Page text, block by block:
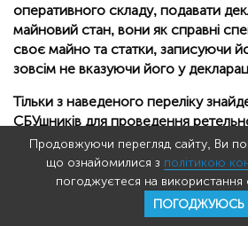
оперативного складу, подавати
майновий стан, вони як справні
своє майно та статки, записуючи
зовсім не вказуючи його у
Тільки з наведеного переліку
СБУшників для проведення
перевірки майнового стану. А по
оформлювати протоколи про
Чому саме виміри?
Продовжуючи перегляд сайту, Ви
що ознайомилися з політикою
погоджуєтеся на використання
ПОГОДЖУЮСЬ